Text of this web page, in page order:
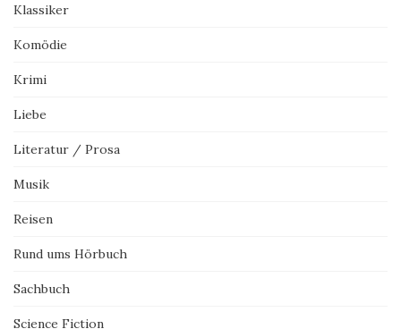
Klassiker
Komödie
Krimi
Liebe
Literatur / Prosa
Musik
Reisen
Rund ums Hörbuch
Sachbuch
Science Fiction